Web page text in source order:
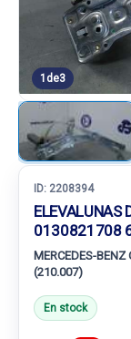
1 de3
ID: 2208394
ELEVALUNAS
0130821708
MERCEDES-
(210.007)
En stock